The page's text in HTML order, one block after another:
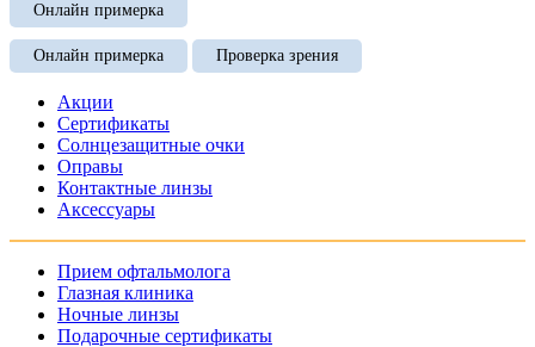
Онлайн примерка
Онлайн примерка Проверка зрения
Акции
Сертификаты
Солнцезащитные очки
Оправы
Контактные линзы
Аксессуары
Прием офтальмолога
Глазная клиника
Ночные линзы
Подарочные сертификаты